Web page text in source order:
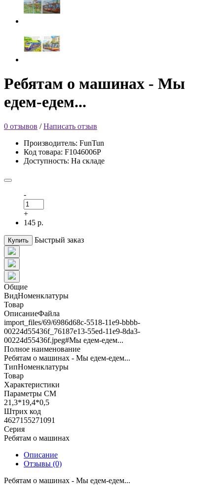
Ребятам о машинах - Мы
едем-едем...
0 отзывов /Написать отзыв
Производитель: FunTun
Код товара: F1046006Р
Доступность: На складе
-
+
145 р.
Купить Быстрый заказ
Общие
ВидНоменклатуры
Товар
ОписаниеФайла
import_files/69/6986d68c-5518-11e9-bbbb-
00224d55436f_76187e13-55ed-11e9-8da3-
00224d55436f.jpeg#Мы едем-едем...
Полное наименование
Ребятам о машинах - Мы едем-едем...
ТипНоменклатуры
Товар
Характеристики
Параметры СМ
21,3*19,4*0,5
Штрих код
4627155271091
Серия
Ребятам о машинах
Описание
Отзывы (0)
Ребятам о машинах - Мы едем-едем...